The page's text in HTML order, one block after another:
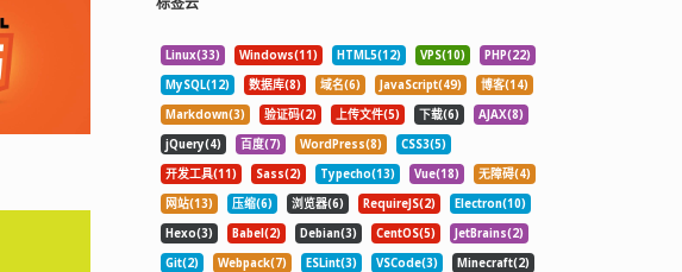
Linux(33) Windows(11) HTML5(12) VPS(10)
PHP(22)
MySQL(12)
数据库(8) 域名(6) JavaScript(49)
博客(14)
Markdown(3)
验证码(2) 上传文件(5) 下载(6)
AJAX(8)
jQuery(4)
百度(7) WordPress(8)
CSS3(5)
开发工具(11)
Sass(2) Typecho(13) Vue(18)
无障碍(4)
网站(13)
压缩(6) 浏览器(6) RequireJS(2)
Electron(10)
Hexo(3)
Babel(2) Debian(3) CentOS(5)
JetBrains(2)
Git(2)
Webpack(7) ESLint(3) VSCode(3)
Minecraft(2)